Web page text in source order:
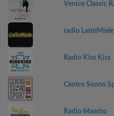
Venice Classic
radio LatteMiele
Radio Kiss Kiss
Centro Suono
Radio Mambo